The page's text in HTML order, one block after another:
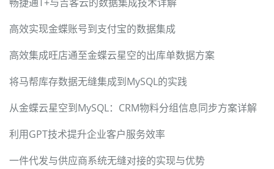
高效实现金蝶账号到支付宝的数据集成
高效集成旺店通至金蝶云星空的出库单数据方案
将马帮库存数据无缝集成到MySQL的实践
从金蝶云星空到MySQL：CRM物料分组信息同步方案详解
利用GPT技术提升企业客户服务效率
一件代发与供应商系统无缝对接的实现与优势